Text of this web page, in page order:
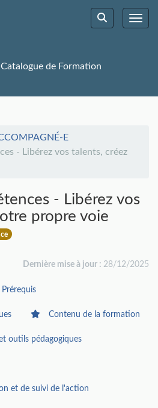
Rechercher
Catalogue de Formation
E
- Libérez vos talents, créez
- Libérez vos
propre voie
Dernière mise à jour : 28/12/2025
Prérequis
Contenu de la formation
outils pédagogiques
et de suivi de l'action